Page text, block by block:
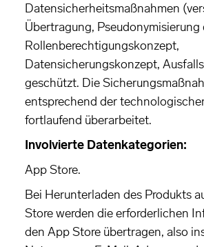
Datensicherheitsmaßnahmen
Übertragung, Pseudonymisierung
Rollenberechtigungskonzept,
Datensicherungskonzept,
geschützt. Die
entsprechend der
fortlaufend überarbeitet.
Involvierte Datenkategorien:
App Store.
Bei Herunterladen des Produkts
Store werden die erforderlichen
den App Store übertragen, also